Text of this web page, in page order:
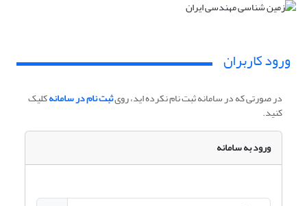
ورود کاربران
در صورتی که در سامانه ثبت نام نکرده اید، رویثبت نام در سامانهکلیک
کنید.
ورود به سامانه